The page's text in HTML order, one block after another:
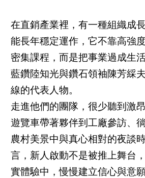
在直銷產業裡，有一種組織成
能長年穩定運作，它不靠高強
密集課程，而是把事業過成生
藍鑽陸知光與鑽石領袖陳芳綵
線的代表人物。
走進他們的團隊，很少聽到激
遊覽車帶著夥伴到工廠參訪、
農村美景中與真心相對的夜談
言，新人啟動不是被推上舞台
實體驗中，慢慢建立信心與意願